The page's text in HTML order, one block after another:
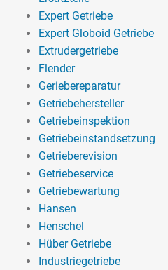
Expert Getriebe
Expert Globoid Getriebe
Extrudergetriebe
Flender
Geriebereparatur
Getriebehersteller
Getriebeinspektion
Getriebeinstandsetzung
Getrieberevision
Getriebeservice
Getriebewartung
Hansen
Henschel
Hüber Getriebe
Industriegetriebe